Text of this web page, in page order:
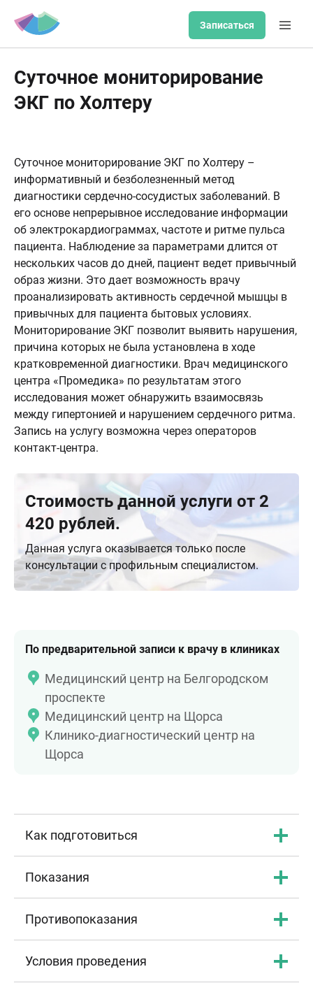
Записаться
Суточное мониторирование
ЭКГ по Холтеру
Суточное мониторирование ЭКГ по Холтеру –
информативный и безболезненный метод
диагностики сердечно-сосудистых заболеваний. В
его основе непрерывное исследование информации
об электрокардиограммах, частоте и ритме пульса
пациента. Наблюдение за параметрами длится от
нескольких часов до дней, пациент ведет привычный
образ жизни. Это дает возможность врачу
проанализировать активность сердечной мышцы в
привычных для пациента бытовых условиях.
Мониторирование ЭКГ позволит выявить нарушения,
причина которых не была установлена в ходе
кратковременной диагностики. Врач медицинского
центра «Промедика» по результатам этого
исследования может обнаружить взаимосвязь
между гипертонией и нарушением сердечного ритма.
Запись на услугу возможна через операторов
контакт-центра.
Стоимость данной услуги от 2
420 рублей.
Данная услуга оказывается только после
консультации с профильным специалистом.
По предварительной записи к врачу в клиниках
Медицинский центр на Белгородском
проспекте
Медицинский центр на Щорса
Клинико-диагностический центр на
Щорса
Как подготовиться
Показания
Противопоказания
Условия проведения